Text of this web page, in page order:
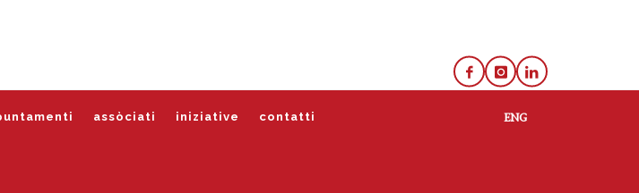
assòciati iniziative contatti